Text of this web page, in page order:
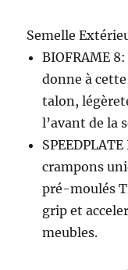
Semelle
BIOFRAME
donne à
talon,
l’avant de la
crampons
pré-moulés
grip et
meubles.